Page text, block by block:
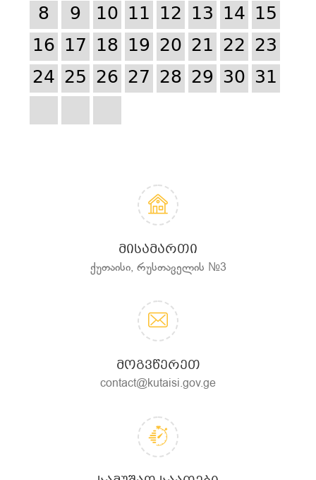
8
9 10 11 12 13 14 15
16 17 18 19 20 21 22 23
24 25 26 27 28 29 30 31
ᲛᲘᲡᲐᲛᲐᲠᲗᲘ
ქუთაისი, რუსთაველის №3
ᲛᲝᲒᲕᲬᲔᲠᲔᲗ
contact@kutaisi.gov.ge